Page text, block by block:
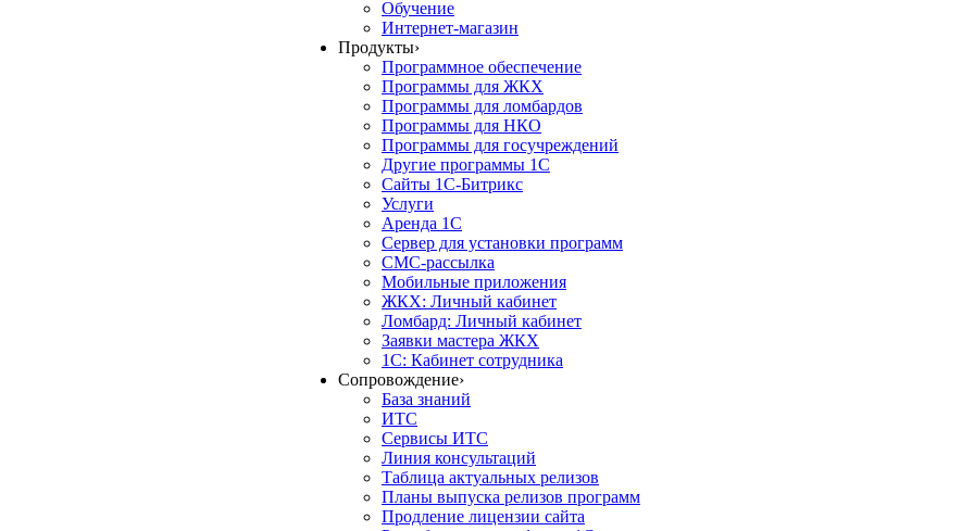
Обучение
Интернет-магазин
Продукты›
Программное обеспечение
Программы для ЖКХ
Программы для ломбардов
Программы для НКО
Программы для госучреждений
Другие программы 1С
Сайты 1С-Битрикс
Услуги
Аренда 1С
Сервер для установки программ
СМС-рассылка
Мобильные приложения
ЖКХ: Личный кабинет
Ломбард: Личный кабинет
Заявки мастера ЖКХ
1С: Кабинет сотрудника
Сопровождение›
База знаний
ИТС
Сервисы ИТС
Линия консультаций
Таблица актуальных релизов
Планы выпуска релизов программ
Продление лицензии сайта